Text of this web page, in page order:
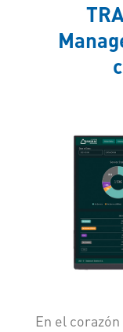
En el